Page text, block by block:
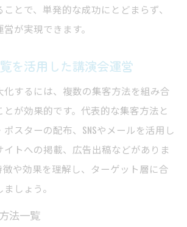
とで、単発的な成功にとどまらず、
が実現できます。
を活用した講演会運営
化するには、複数の集客方法を組み合
が効果的です。代表的な集客方法と
スターの配布、SNSやメールを活用し
トへの掲載、広告出稿などがありま
徴や効果を理解し、ターゲット層に合
しょう。
法一覧